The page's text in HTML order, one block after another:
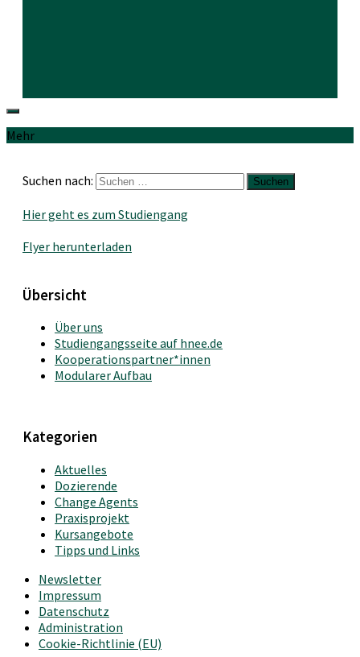
Mehr
Suchen nach:
Hier geht es zum Studiengang
Flyer herunterladen
Übersicht
Über uns
Studiengangsseite auf hnee.de
Kooperationspartner*innen
Modularer Aufbau
Kategorien
Aktuelles
Dozierende
Change Agents
Praxisprojekt
Kursangebote
Tipps und Links
Newsletter
Impressum
Datenschutz
Administration
Cookie-Richtlinie (EU)